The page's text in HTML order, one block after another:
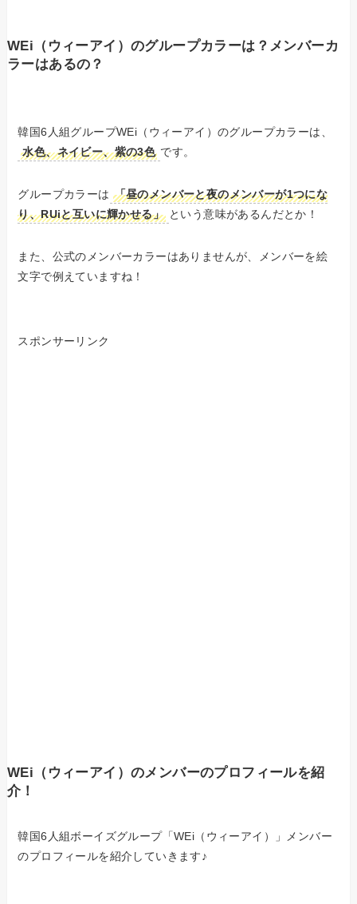
WEi（ウィーアイ）のグループカラーは？メンバーカ
ラーはあるの？
韓国6人組グループWEi（ウィーアイ）のグループカラーは、
水色、ネイビー、紫の3色 です。
グループカラーは 「昼のメンバーと夜のメンバーが1つにな
り、RUiと互いに輝かせる」 という意味があるんだとか！
また、公式のメンバーカラーはありませんが、メンバーを絵
文字で例えていますね！
スポンサーリンク
WEi（ウィーアイ）のメンバーのプロフィールを紹
介！
韓国6人組ボーイズグループ「WEi（ウィーアイ）」メンバー
のプロフィールを紹介していきます♪